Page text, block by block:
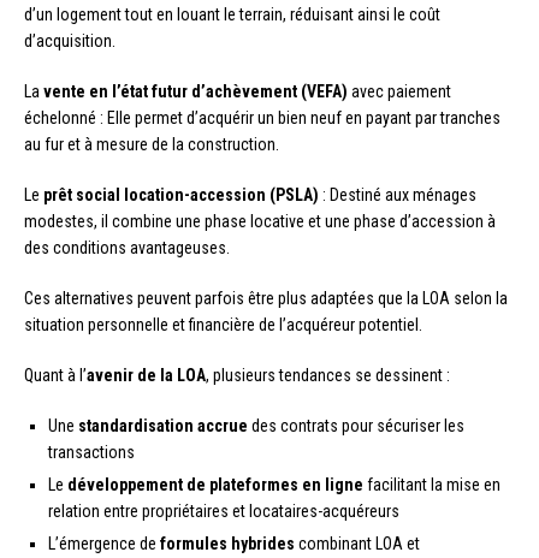
d’un logement tout en louant le terrain, réduisant ainsi le coût
d’acquisition.
La vente en l’état futur d’achèvement (VEFA) avec paiement
échelonné : Elle permet d’acquérir un bien neuf en payant par tranches
au fur et à mesure de la construction.
Le prêt social location-accession (PSLA) : Destiné aux ménages
modestes, il combine une phase locative et une phase d’accession à
des conditions avantageuses.
Ces alternatives peuvent parfois être plus adaptées que la LOA selon la
situation personnelle et financière de l’acquéreur potentiel.
Quant à l’avenir de la LOA, plusieurs tendances se dessinent :
Une standardisation accrue des contrats pour sécuriser les
transactions
Le développement de plateformes en ligne facilitant la mise en
relation entre propriétaires et locataires-acquéreurs
L’émergence de formules hybrides combinant LOA et